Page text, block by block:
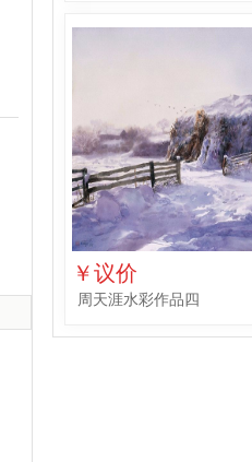
￥议价
周天涯水彩作品四